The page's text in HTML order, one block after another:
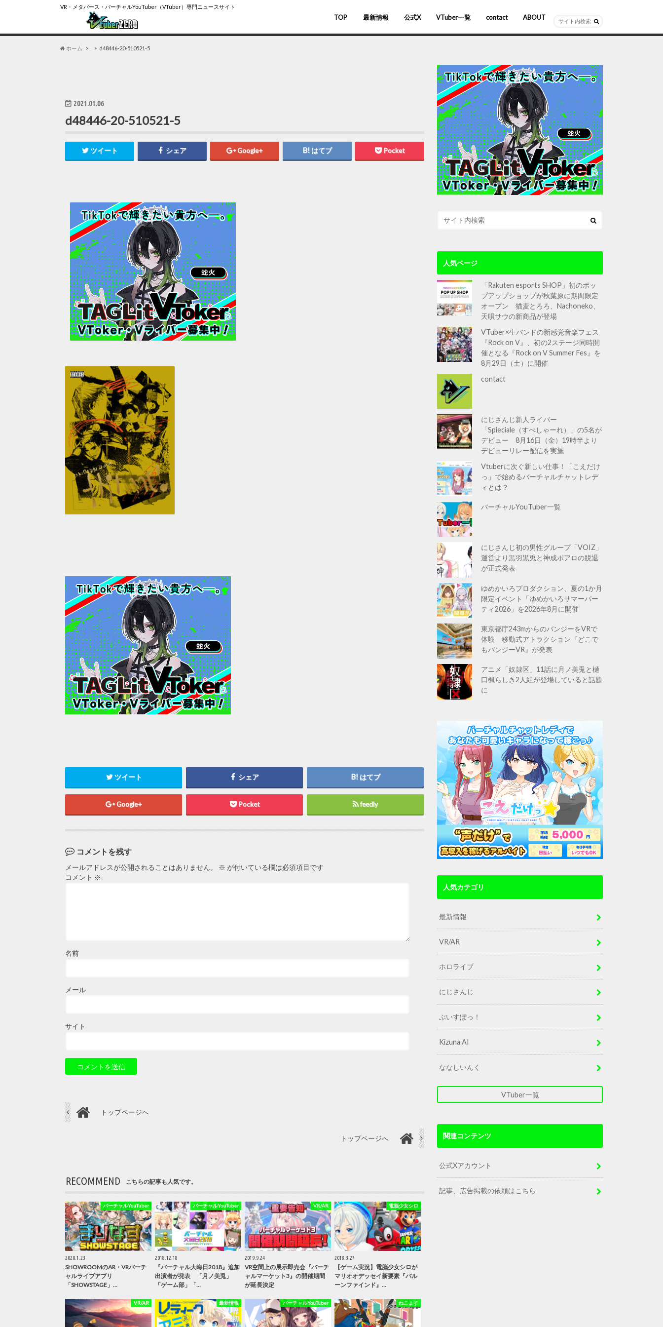
VR・メタバース・バーチャルYouTuber（VTuber）専門ニュースサイト
TOP 最新情報 公式X VTuber一覧
バーチャルYouTuber
VR/AR
ホロライブ
にじさんじ
ななしいんく
ぶいすぽっ！
contact ABOUT
ホーム d48446-20-510521-5
2021.01.06
d48446-20-510521-5
ツイート シェア Google+ はてブ Pocket
ツイート シェア はてブ
Google+ Pocket feedly
コメントを残す
メールアドレスが公開されることはありません。 ※ が付いている欄は必須項目です
コメント ※
名前
メール
サイト
トップページへ
トップページへ
RECOMMEND こちらの記事も人気です。
バーチャルYouTuber
2020.1.23
SHOWROOMのAR・VRバーチ
ャルライブアプリ
「SHOWSTAGE」…
バーチャルYouTuber
2018.12.18
『バーチャル大晦日2018』追加
出演者が発表 「月ノ美兎」
「ゲーム部」「…
VR/AR
2019.9.24
VR空間上の展示即売会『バーチ
ャルマーケット3』の開催期間
が延長決定
電脳少女シロ
2018.3.27
【ゲーム実況】電脳少女シロが
マリオオデッセイ新要素『バル
ーンファインド』…
VR/AR 最新情報 バーチャルYouTuber ねこます
人気ページ
「Rakuten esports SHOP」初のポッ
プアップショップが秋葉原に期間限定
オープン 猫麦とろろ、Nachoneko、
天唄サウの新商品が登場
VTuber×生バンドの新感覚音楽フェス
『Rock on V』、初の2ステージ同時開
催となる『Rock on V Summer Fes』を
8月29日（土）に開催
contact
にじさんじ新人ライバー
「Spieciale（すぺしゃーれ）」の5名が
デビュー 8月16日（金）19時半より
デビューリレー配信を実施
Vtuberに次ぐ新しい仕事！「こえだけ
っ」で始めるバーチャルチャットレデ
ィとは？
バーチャルYouTuber一覧
にじさんじ初の男性グループ「VOIZ」
運営より黒羽黒兎と神成ポアロの脱退
が正式発表
ゆめかいろプロダクション、夏の1か月
限定イベント「ゆめかいろサマーパー
ティ2026」を2026年8月に開催
東京都庁243mからのバンジーをVRで
体験 移動式アトラクション『どこで
もバンジーVR』が発表
アニメ「奴隷区」11話に月ノ美兎と樋
口楓らしき2人組が登場していると話題
に
人気カテゴリ
最新情報
VR/AR
ホロライブ
にじさんじ
ぶいすぽっ！
Kizuna AI
ななしいんく
VTuber一覧
関連コンテンツ
公式Xアカウント
記事、広告掲載の依頼はこちら